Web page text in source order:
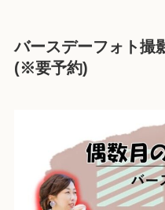
バースデーフォト
(※要予約)